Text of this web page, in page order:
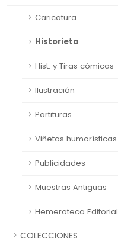
Caricatura
Historieta
Hist. y Tiras cómicas
Ilustración
Partituras
Viñetas humorísticas
Publicidades
Muestras Antiguas
Hemeroteca Editorial
COLECCIONES